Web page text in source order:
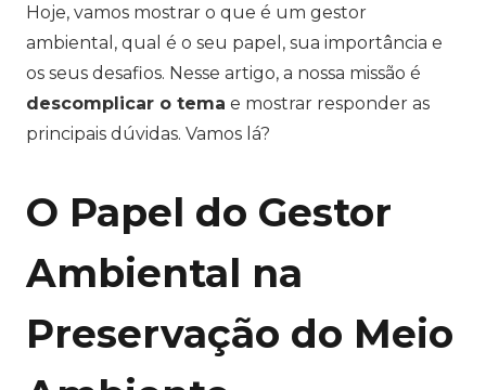
Hoje, vamos mostrar o que é um gestor
ambiental, qual é o seu papel, sua importância e
os seus desafios. Nesse artigo, a nossa missão é
descomplicar o tema e mostrar responder as
principais dúvidas. Vamos lá?
O Papel do Gestor
Ambiental na
Preservação do Meio